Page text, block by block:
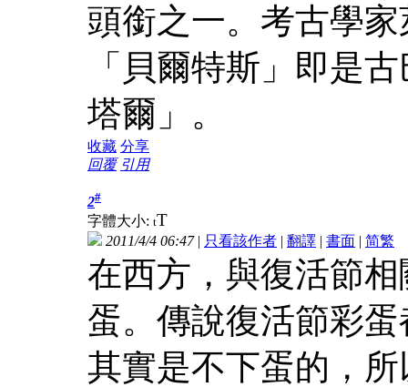
頭銜之一。考古學
「貝爾特斯」即是
塔爾」。
收藏 分享
回覆 引用
2#
字體大小: tT
2011/4/4 06:47| 只看該作者 | 翻譯 | 書面 | 简繁
在西方，與復活節
蛋。傳說復活節彩
其實是不下蛋的，